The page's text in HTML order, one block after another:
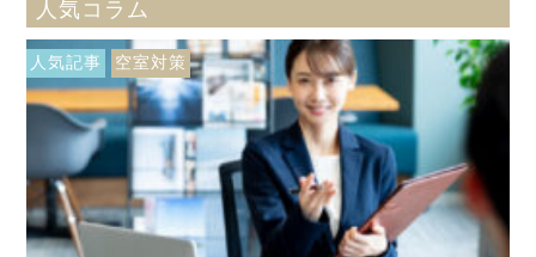
人気コラム
人気記事 空室対策